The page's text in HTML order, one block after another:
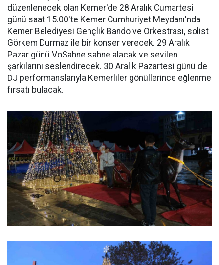
düzenlenecek olan Kemer'de 28 Aralık Cumartesi
günü saat 15.00'te Kemer Cumhuriyet Meydanı'nda
Kemer Belediyesi Gençlik Bando ve Orkestrası, solist
Görkem Durmaz ile bir konser verecek. 29 Aralık
Pazar günü VoSahne sahne alacak ve sevilen
şarkılarını seslendirecek. 30 Aralık Pazartesi günü de
DJ performanslarıyla Kemerliler gönüllerince eğlenme
fırsatı bulacak.